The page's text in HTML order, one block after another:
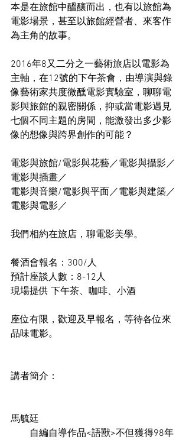
本是在旅館中醞釀而出，也有以旅館為
電影場景，甚至以旅館經營者、來客作
為主角的故事。
2016年8又二分之一藝術旅店以電影為
主軸，在12號的下午茶會，由導演與錄
像藝術家共度微醺電影實驗室，聊聊電
影與旅館的親密關係，抑或當電影遇見
七個不同主題的房間，能激發出多少影
像的想像與跨界創作的可能？
電影與旅館/電影與花藝／電影與攝影／
電影與插畫／
電影與音樂/電影與平面／電影與建築／
電影與電影／
我們相約在旅店，聊電影美學。
餐酒會報名：300/人
預計座談人數：8-12人
現場提供 下午茶、咖啡、小酒
座位有限，歡迎及早報名，等待各位來
品味電影。
講者簡介：
馬毓廷
自編自導作品<語獸>不但獲得98年